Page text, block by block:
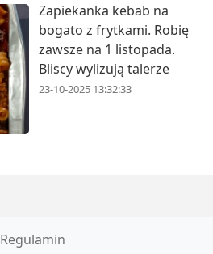
Zapiekanka kebab na
bogato z frytkami. Robię
zawsze na 1 listopada.
Bliscy wylizują talerze
23-10-2025 13:32:33
Regulamin